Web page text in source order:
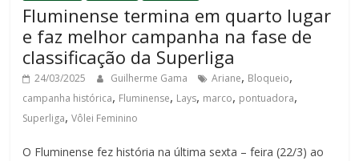
Fluminense termina em quarto lugar
e faz melhor campanha na fase de
classificação da Superliga
24/03/2025 Guilherme Gama Ariane, Bloqueio,
campanha histórica, Fluminense, Lays, marco, pontuadora,
Superliga,Vôlei Feminino
O Fluminense fez história na última sexta – feira (22/3) ao